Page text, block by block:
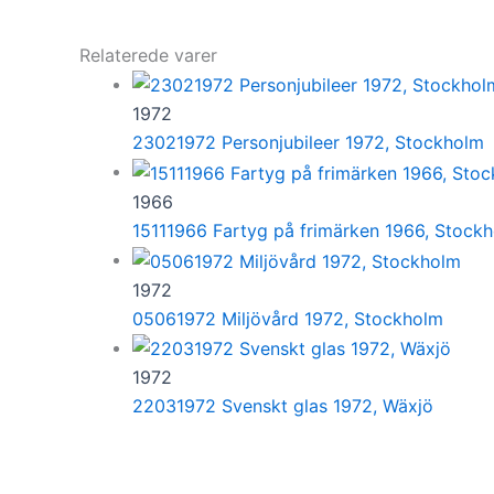
Relaterede varer
1972
23021972 Personjubileer 1972, Stockholm
1966
15111966 Fartyg på frimärken 1966,
1972
05061972 Miljövård 1972, Stockholm
1972
22031972 Svenskt glas 1972, Wäxjö